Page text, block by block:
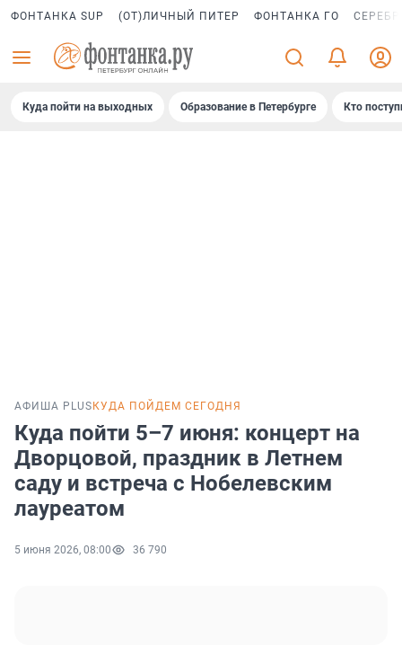
ФОНТАНКА SUP (ОТ)ЛИЧНЫЙ ПИТЕР ФОНТАНКА ГО
Куда пойти на выходных Образование в Петербурге Кто
АФИША PLUS КУДА ПОЙДЕМ СЕГОДНЯ
Куда пойти 5–7 июня: концерт на
Дворцовой, праздник в Летнем
саду и встреча с Нобелевским
лауреатом
5 июня 2026, 08:00 36 790